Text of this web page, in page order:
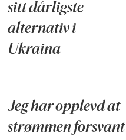
sitt dårligste
alternativ i
Ukraina
Jeg har opplevd at
strømmen forsvant